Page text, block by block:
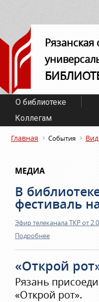
Рязанская
О библиотеке
Коллегам
Главная События
МЕДИА
В
фестиваль
Эфир телеканала ТКР от
Подробнее
«Открой
Рязань
«Открой рот».